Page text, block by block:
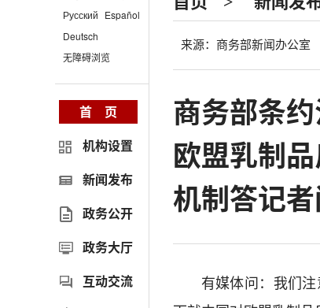
来源：商务部新闻办公室
商务部条
欧盟乳制
机制答记
有媒体问：我们
Русский Español
Deutsch
无障碍浏览
首 页
机构设置
新闻发布
政务公开
政务大厅
互动交流